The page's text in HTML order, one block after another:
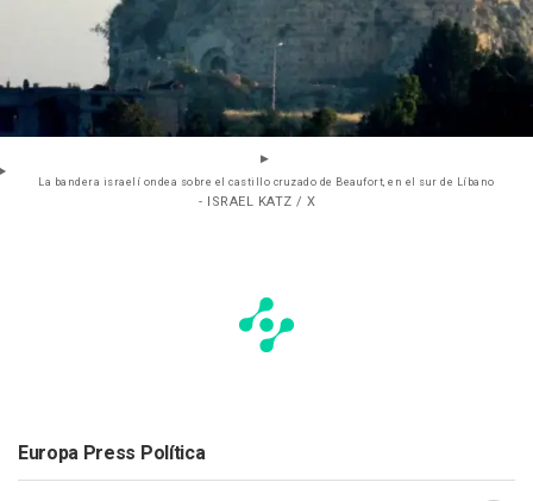
La bandera israelí ondea sobre el castillo cruzado de Beaufort, en el sur de Líbano
- ISRAEL KATZ / X
Europa Press Política